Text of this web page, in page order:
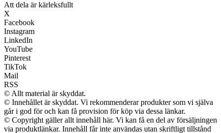
Att dela är kärleksfullt
X
Facebook
Instagram
LinkedIn
YouTube
Pinterest
TikTok
Mail
RSS
© Allt material är skyddat.
© Innehållet är skyddat. Vi rekommenderar produkter som vi själva
går i god för och kan få provision för köp via dessa länkar.
© Copyright gäller allt innehåll här. Vi kan få en del av försäljningen
via produktlänkar. Innehåll får inte användas utan skriftligt tillstånd